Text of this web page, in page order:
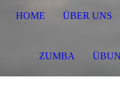
HOME ÜBER UNS
ZUMBA